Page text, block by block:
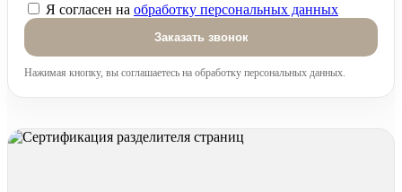
Оставьте это поле пустым.
Я согласен на обработку персональных данных
Нажимая кнопку, вы соглашаетесь на обработку персональных данных.